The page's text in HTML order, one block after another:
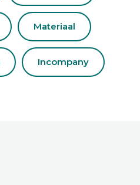
Materiaal
Incompany